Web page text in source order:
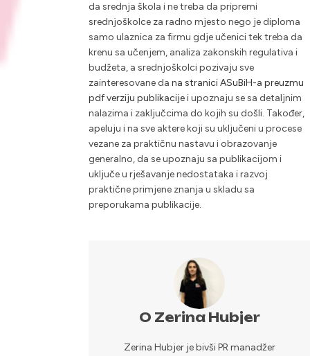
da srednja škola i ne treba da pripremi
srednjoškolce za radno mjesto nego je diploma
samo ulaznica za firmu gdje učenici tek treba da
krenu sa učenjem, analiza zakonskih regulativa i
budžeta, a srednjoškolci pozivaju sve
zainteresovane da na stranici ASuBiH-a preuzmu
pdf verziju publikacijei upoznaju se sa detaljnim
nalazima i zaključcima do kojih su došli. Također,
apeluju i na sve aktere koji su uključeni u procese
vezane za praktičnu nastavu i obrazovanje
generalno, da se upoznaju sa publikacijom i
uključe u rješavanje nedostataka i razvoj
praktične primjene znanja u skladu sa
preporukama publikacije.
O Zerina Hubjer
Zerina Hubjer je bivši PR manadžer